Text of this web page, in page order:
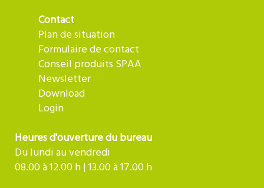
Contact
Plan de situation
Formulaire de contact
Conseil produits SPAA
Newsletter
Download
Login
Heures d'ouverture du bureau
Du lundi au vendredi
08.00 à 12.00 h | 13.00 à 17.00 h